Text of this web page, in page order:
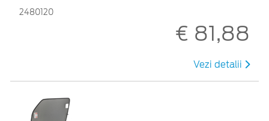
2480120
€ 81,88
Vezi detalii